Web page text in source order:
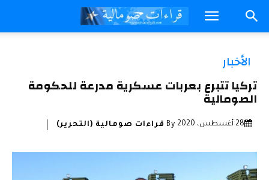
الأخبار
تركيا تتبرع بعربات عسكرية مدرعة للحكومة
الصومالية
28 أغسطس، 2020 By قراءات صومالية (التحرير)